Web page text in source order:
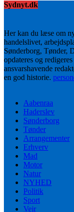
Sydnyt.dk
Her kan du læse om
handelslivet,
Sønderborg, Tønder,
opdateres og
ansvarshavende
en god historie.
Aabenraa
Haderslev
Sønderborg
Tønder
Arrangementer
Erhverv
Mad
Motor
Natur
NYHED
Politik
Sport
Vejr